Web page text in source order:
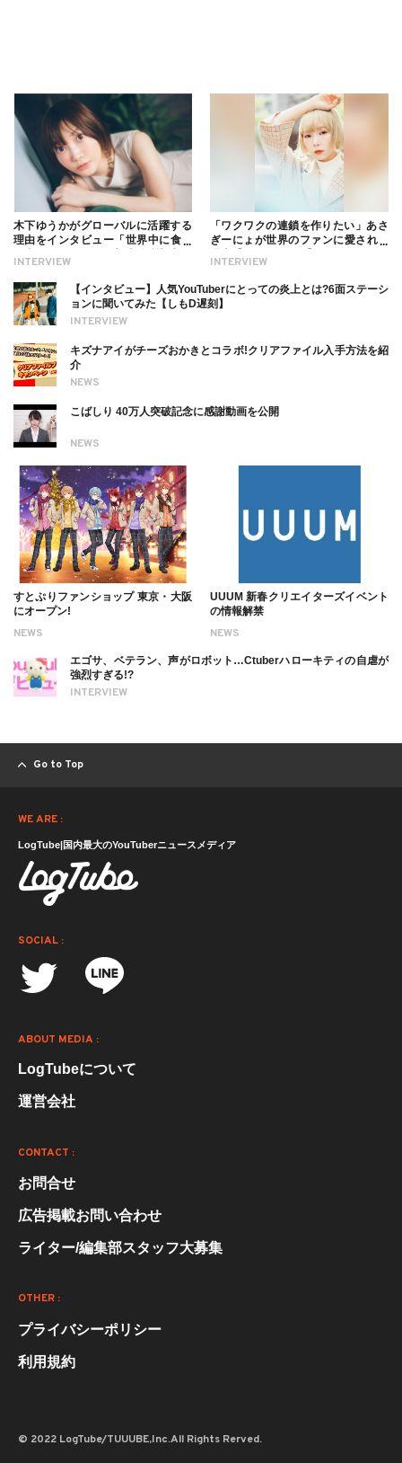
INTERVIEW
木下ゆうかがグローバルに活躍する
理由をインタビュー「世界中に食べ
ついても
INTERVIEW
「ワクワクの連鎖を作りたい」あさ
ぎーにょが世界のファンに愛される
INTERVIEW
【インタビュー】人気YouTuberにとっての炎上とは?6面ステーシ
ョンに聞いてみた【しもD遅刻】
NEWS
キズナアイがチーズおかきとコラボ!クリアファイル入手方法を紹
介
NEWS
こばしり 40万人突破記念に感謝動画を公開
NEWS
すとぷりファンショップ 東京・大阪
にオープン!
NEWS
UUUM 新春クリエイターズイベント
の情報解禁
INTERVIEW
エゴサ、ベテラン、声がロボット…Ctuberハローキティの自虐が
強烈すぎる!?
Go to Top
WE ARE :
LogTube|国内最大のYouTuberニュースメディア
SOCIAL :
ABOUT MEDIA :
LogTubeについて
運営会社
CONTACT :
お問合せ
広告掲載お問い合わせ
ライター/編集部スタッフ大募集
OTHER :
プライバシーポリシー
利用規約
© 2022 LogTube/TUUUBE,Inc.All Rights Rerved.